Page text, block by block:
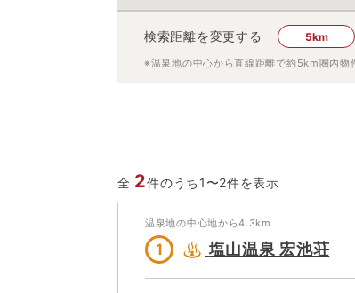
検索距離を変更する 5km
※温泉地の中心から直線距離で約5km 圏内物
全 2件のうち1〜2件を表示
温泉地の中心地から4.3km
1 塩山温泉 宏池荘